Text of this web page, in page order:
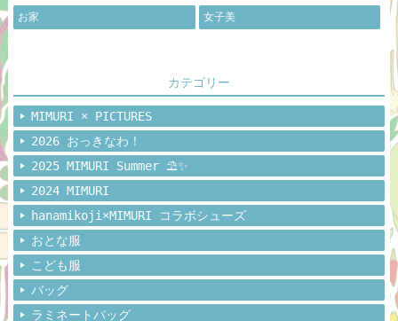
お家 女子美
カテゴリー
MIMURI × PICTURES
2026 おっきなわ！
2025 MIMURI Summer ⛱️✨
2024 MIMURI
hanamikoji×MIMURI コラボシューズ
おとな服
こども服
バッグ
ラミネートバッグ